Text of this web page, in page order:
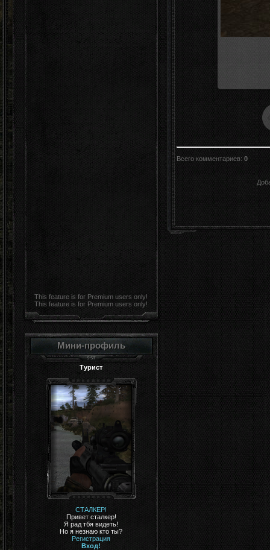
This feature is for Premium users only!
This feature is for Premium users only!
Мини-профиль
Турист
СТАЛКЕР!
Привет сталкер!
Я рад тбя видеть!
Но я незнаю кто ты?
Регистрация
Вход!
Всего комментариев: 0